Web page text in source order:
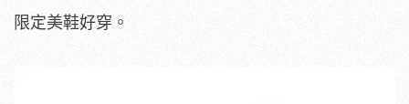
限定美鞋好穿。